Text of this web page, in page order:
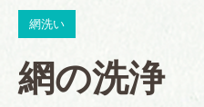
網洗い
網の洗浄